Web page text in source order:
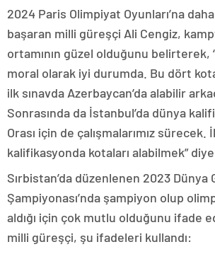
2024 Paris Olimpiyat Oyunları’na
başaran milli güreşçi Ali Cengiz,
ortamının güzel olduğunu belirterek,
moral olarak iyi durumda. Bu dört
ilk sınavda Azerbaycan’da alabilir
Sonrasında da İstanbul’da dünya
Orası için de çalışmalarımız
kalifikasyonda kotaları alabilmek”
Sırbistan’da düzenlenen 2023 Dünya
Şampiyonası’nda şampiyon olup
aldığı için çok mutlu olduğunu ifade
milli güreşçi, şu ifadeleri kullandı: